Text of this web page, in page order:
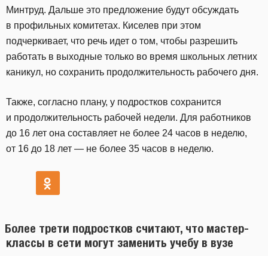
Минтруд. Дальше это предложение будут обсуждать
в профильных комитетах. Киселев при этом
подчеркивает, что речь идет о том, чтобы разрешить
работать в выходные только во время школьных летних
каникул, но сохранить продолжительность рабочего дня.
Также, согласно плану, у подростков сохранится
и продолжительность рабочей недели. Для работников
до 16 лет она составляет не более 24 часов в неделю,
от 16 до 18 лет — не более 35 часов в неделю.
Более трети подростков считают, что мастер-
классы в сети могут заменить учебу в вузе